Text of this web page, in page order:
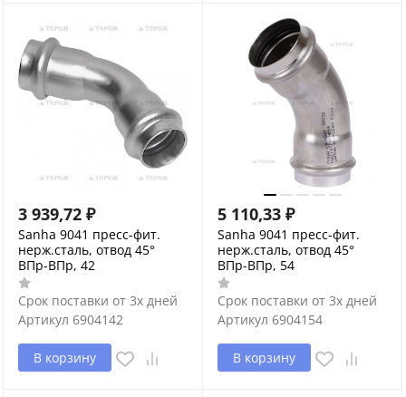
3 939,72 ₽
Sanha 9041 пресс-фит.
нерж.сталь, отвод 45°
ВПр-ВПр, 42
Срок поставки от 3х дней
Артикул 6904142
В корзину
5 110,33 ₽
Sanha 9041 пресс-фит.
нерж.сталь, отвод 45°
ВПр-ВПр, 54
Срок поставки от 3х дней
Артикул 6904154
В корзину